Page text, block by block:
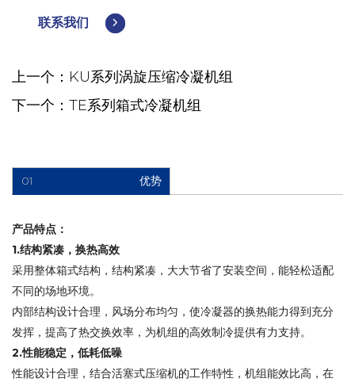
联系我们
上一个：KU系列涡旋压缩冷凝机组
下一个：TE系列箱式冷凝机组
01 优势
产品特点​：
1.结构紧凑，换热高效​
采用整体箱式结构，结构紧凑，大大节省了安装空间，能轻松适配
不同的场地环境。​
内部结构设计合理，风场分布均匀，使冷凝器的换热能力得到充分
发挥，提高了热交换效率，为机组的高效制冷提供有力支持。​
2.性能稳定，低耗低噪​
性能设计合理，结合活塞式压缩机的工作特性，机组能效比高，在